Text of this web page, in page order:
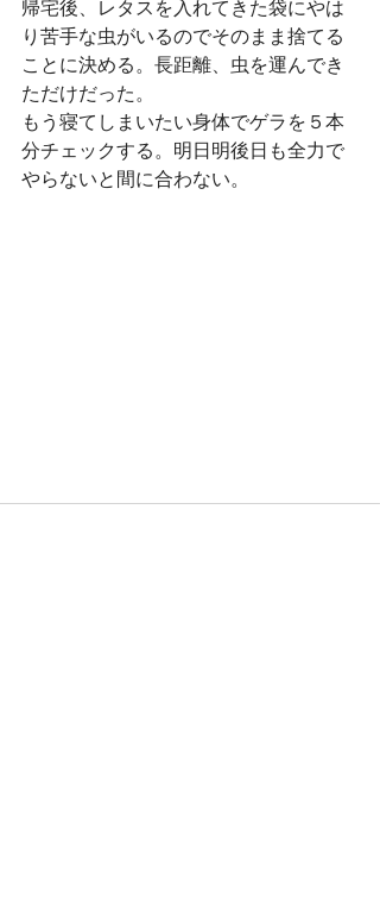
帰宅後、レタスを入れてきた袋にやは
り苦手な虫がいるのでそのまま捨てる
ことに決める。長距離、虫を運んでき
ただけだった。
もう寝てしまいたい身体でゲラを５本
分チェックする。明日明後日も全力で
やらないと間に合わない。